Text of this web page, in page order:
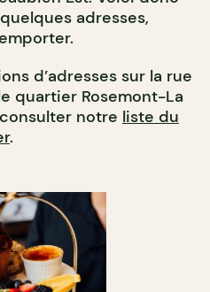
adresses,
d’adresses sur la rue
quartier Rosemont-La
notre liste du
.